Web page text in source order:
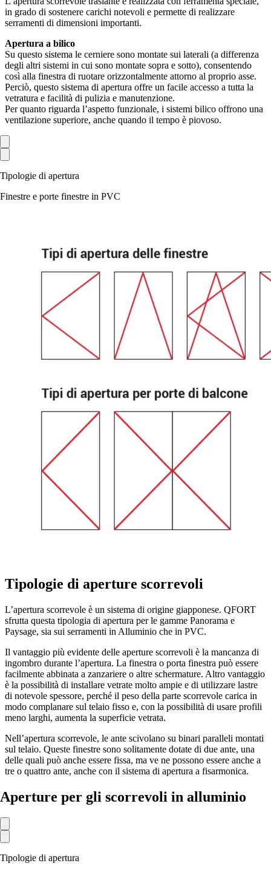
in grado di sostenere carichi notevoli e permette di realizzare
serramenti di dimensioni importanti.
Apertura a bilico
Su questo sistema le cerniere sono montate sui laterali (a differenza
degli altri sistemi in cui sono montate sopra e sotto), consentendo
così alla finestra di ruotare orizzontalmente attorno al proprio asse.
Perciò, questo sistema di apertura offre un facile accesso a tutta la
vetratura e facilità di pulizia e manutenzione.
Per quanto riguarda l’aspetto funzionale, i sistemi bilico offrono una
ventilazione superiore, anche quando il tempo è piovoso.
Tipologie di apertura
Finestre e porte finestre in PVC
Tipologie di aperture scorrevoli
L’apertura scorrevole è un sistema di origine giapponese. QFORT
sfrutta questa tipologia di apertura per le gamme Panorama e
Paysage, sia sui serramenti in Alluminio che in PVC.
Il vantaggio più evidente delle aperture scorrevoli è la mancanza di
ingombro durante l’apertura. La finestra o porta finestra può essere
facilmente abbinata a zanzariere o altre schermature. Altro vantaggio
è la possibilità di installare vetrate molto ampie e di utilizzare lastre
di notevole spessore, perché il peso della parte scorrevole carica in
modo complanare sul telaio fisso e, con la possibilità di usare profili
meno larghi, aumenta la superficie vetrata.
Nell’apertura scorrevole, le ante scivolano su binari paralleli montati
sul telaio. Queste finestre sono solitamente dotate di due ante, una
delle quali può anche essere fissa, ma ve ne possono essere anche a
tre o quattro ante, anche con il sistema di apertura a fisarmonica.
Aperture per gli scorrevoli in alluminio
Tipologie di apertura